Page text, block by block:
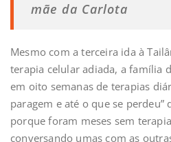
mãe da Carlota
Mesmo com a terceira ida à
terapia celular adiada, a família
em oito semanas de terapias
paragem e até o que se
porque foram meses sem
conversando umas com as